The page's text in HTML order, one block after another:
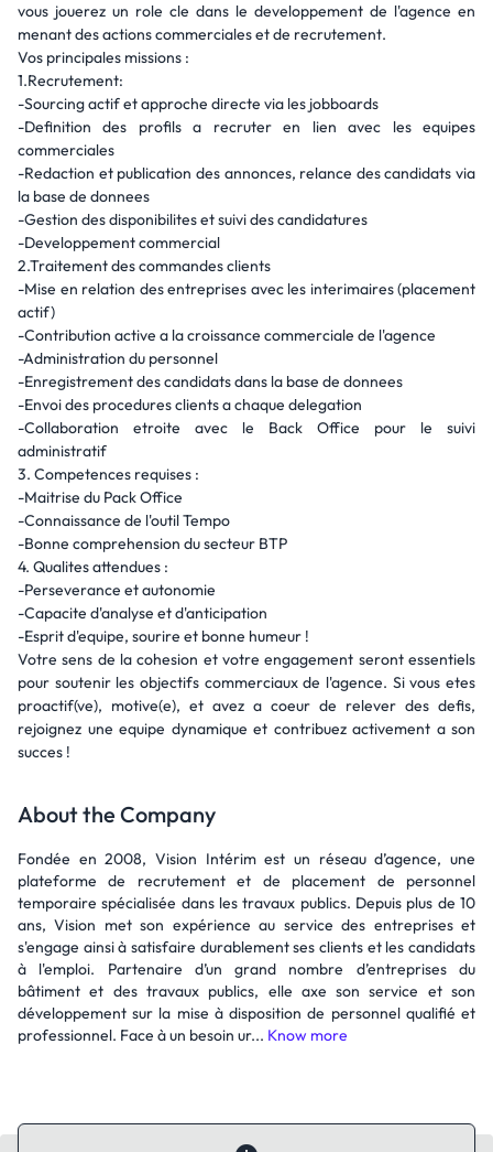
vous jouerez un role cle dans le developpement de l'agence en
menant des actions commerciales et de recrutement.
Vos principales missions :
1.Recrutement:
-Sourcing actif et approche directe via les jobboards
-Definition des profils a recruter en lien avec les equipes
commerciales
-Redaction et publication des annonces, relance des candidats via
la base de donnees
-Gestion des disponibilites et suivi des candidatures
-Developpement commercial
2.Traitement des commandes clients
-Mise en relation des entreprises avec les interimaires (placement
actif)
-Contribution active a la croissance commerciale de l'agence
-Administration du personnel
-Enregistrement des candidats dans la base de donnees
-Envoi des procedures clients a chaque delegation
-Collaboration etroite avec le Back Office pour le suivi
administratif
3. Competences requises :
-Maitrise du Pack Office
-Connaissance de l'outil Tempo
-Bonne comprehension du secteur BTP
4. Qualites attendues :
-Perseverance et autonomie
-Capacite d'analyse et d'anticipation
-Esprit d'equipe, sourire et bonne humeur !
Votre sens de la cohesion et votre engagement seront essentiels
pour soutenir les objectifs commerciaux de l'agence. Si vous etes
proactif(ve), motive(e), et avez a coeur de relever des defis,
rejoignez une equipe dynamique et contribuez activement a son
succes !
About the Company
Fondée en 2008, Vision Intérim est un réseau d’agence, une
plateforme de recrutement et de placement de personnel
temporaire spécialisée dans les travaux publics. Depuis plus de 10
ans, Vision met son expérience au service des entreprises et
s'engage ainsi à satisfaire durablement ses clients et les candidats
à l'emploi. Partenaire d’un grand nombre d’entreprises du
bâtiment et des travaux publics, elle axe son service et son
développement sur la mise à disposition de personnel qualifié et
professionnel. Face à un besoin ur... Know more